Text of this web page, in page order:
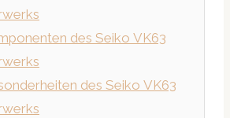
des Seiko VK63
des Seiko VK63